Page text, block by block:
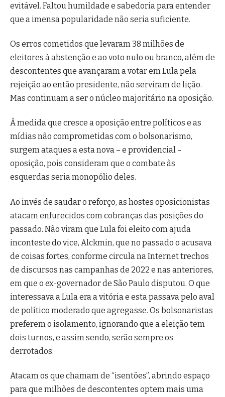
evitável. Faltou humildade e sabedoria para entender
que a imensa popularidade não seria suficiente.
Os erros cometidos que levaram 38 milhões de
eleitores à abstenção e ao voto nulo ou branco, além de
descontentes que avançaram a votar em Lula pela
rejeição ao então presidente, não serviram de lição.
Mas continuam a ser o núcleo majoritário na oposição.
À medida que cresce a oposição entre políticos e as
mídias não comprometidas com o bolsonarismo,
surgem ataques a esta nova – e providencial –
oposição, pois consideram que o combate às
esquerdas seria monopólio deles.
Ao invés de saudar o reforço, as hostes oposicionistas
atacam enfurecidos com cobranças das posições do
passado. Não viram que Lula foi eleito com ajuda
inconteste do vice, Alckmin, que no passado o acusava
de coisas fortes, conforme circula na Internet trechos
de discursos nas campanhas de 2022 e nas anteriores,
em que o ex-governador de São Paulo disputou. O que
interessava a Lula era a vitória e esta passava pelo aval
de político moderado que agregasse. Os bolsonaristas
preferem o isolamento, ignorando que a eleição tem
dois turnos, e assim sendo, serão sempre os
derrotados.
Atacam os que chamam de “isentões”, abrindo espaço
para que milhões de descontentes optem mais uma